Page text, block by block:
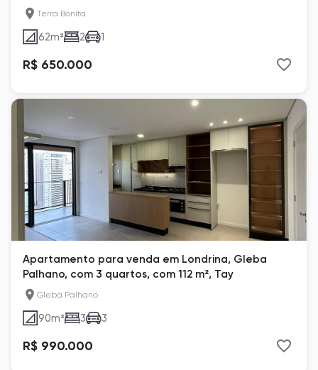
Terra Bonita
62m² 2 1
R$ 650.000
Apartamento para venda em Londrina, Gleba
Palhano, com 3 quartos, com 112 m², Tay
Gleba Palhano
90m² 3 3
R$ 990.000